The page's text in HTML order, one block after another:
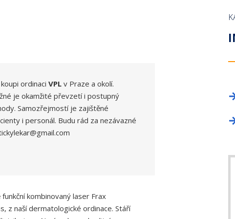
LICENČNÍ
ZAHRANIČNÍ
PROFESNÍ
ČASOPIS A WEBOVÉ STRÁNKY ČLK
INZERCE
ordinaci VPL v Praze a okolí.
je okamžité převzetí i postupný
Samozřejmostí je zajištěné
i personál. Budu rád za nezávazné
kombinovaný laser Frax
z naší dermatologické ordinace. Stáří